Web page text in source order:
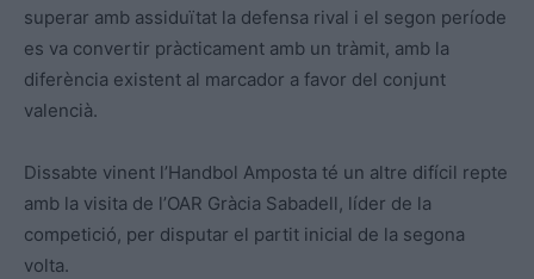
superar amb assiduïtat la defensa rival i el segon període
es va convertir pràcticament amb un tràmit, amb la
diferència existent al marcador a favor del conjunt
valencià.
Dissabte vinent l’Handbol Amposta té un altre difícil repte
amb la visita de l’OAR Gràcia Sabadell, líder de la
competició, per disputar el partit inicial de la segona
volta.